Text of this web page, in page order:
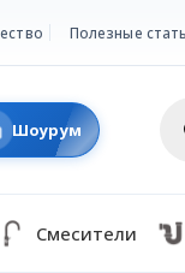
Полезные
Шоурум
Смесители